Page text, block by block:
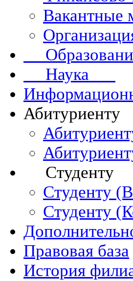
Вакантные
Наука
Абитуриенту
Студенту
Студенту
Студенту
Правовая база
История